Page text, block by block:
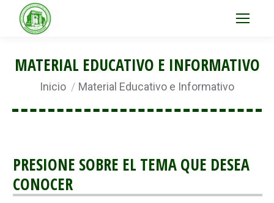
MATERIAL EDUCATIVO E INFORMATIVO
Estás aquí:
Inicio Material Educativo e Informativo
PRESIONE SOBRE EL TEMA QUE DESEA
CONOCER